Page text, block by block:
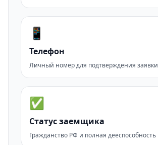
📱
Телефон
Личный номер для подтверждения заявки
✅
Статус заемщика
Гражданство РФ и полная дееспособность